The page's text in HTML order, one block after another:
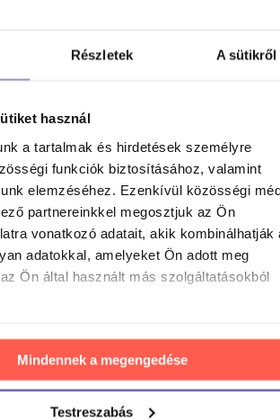
Részletek A sütikről
használ
a tartalmak és hirdetések személyre
funkciók biztosításához, valamint
elemzéséhez. Ezenkívül közösségi
partnereinkkel megosztjuk az Ön
vonatkozó adatait, akik kombinálhatják
adatokkal, amelyeket Ön adott meg
Ön által használt más szolgáltatásokból
Mindennek a megengedése
Testreszabás
Termék leírása